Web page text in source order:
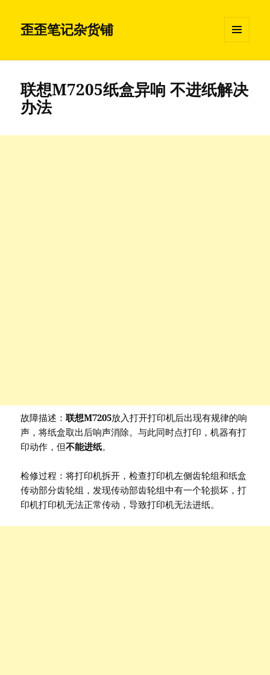
歪歪笔记杂货铺
挂件
联想M7205纸盒异响 不进纸解决
办法
故障描述：联想M7205放入打开打印机后出现有规律的响
声，将纸盒取出后响声消除。与此同时点打印，机器有打
印动作，但不能进纸。
检修过程：将打印机拆开，检查打印机左侧齿轮组和纸盒
传动部分齿轮组，发现传动部齿轮组中有一个轮损坏，打
印机打印机无法正常传动，导致打印机无法进纸。